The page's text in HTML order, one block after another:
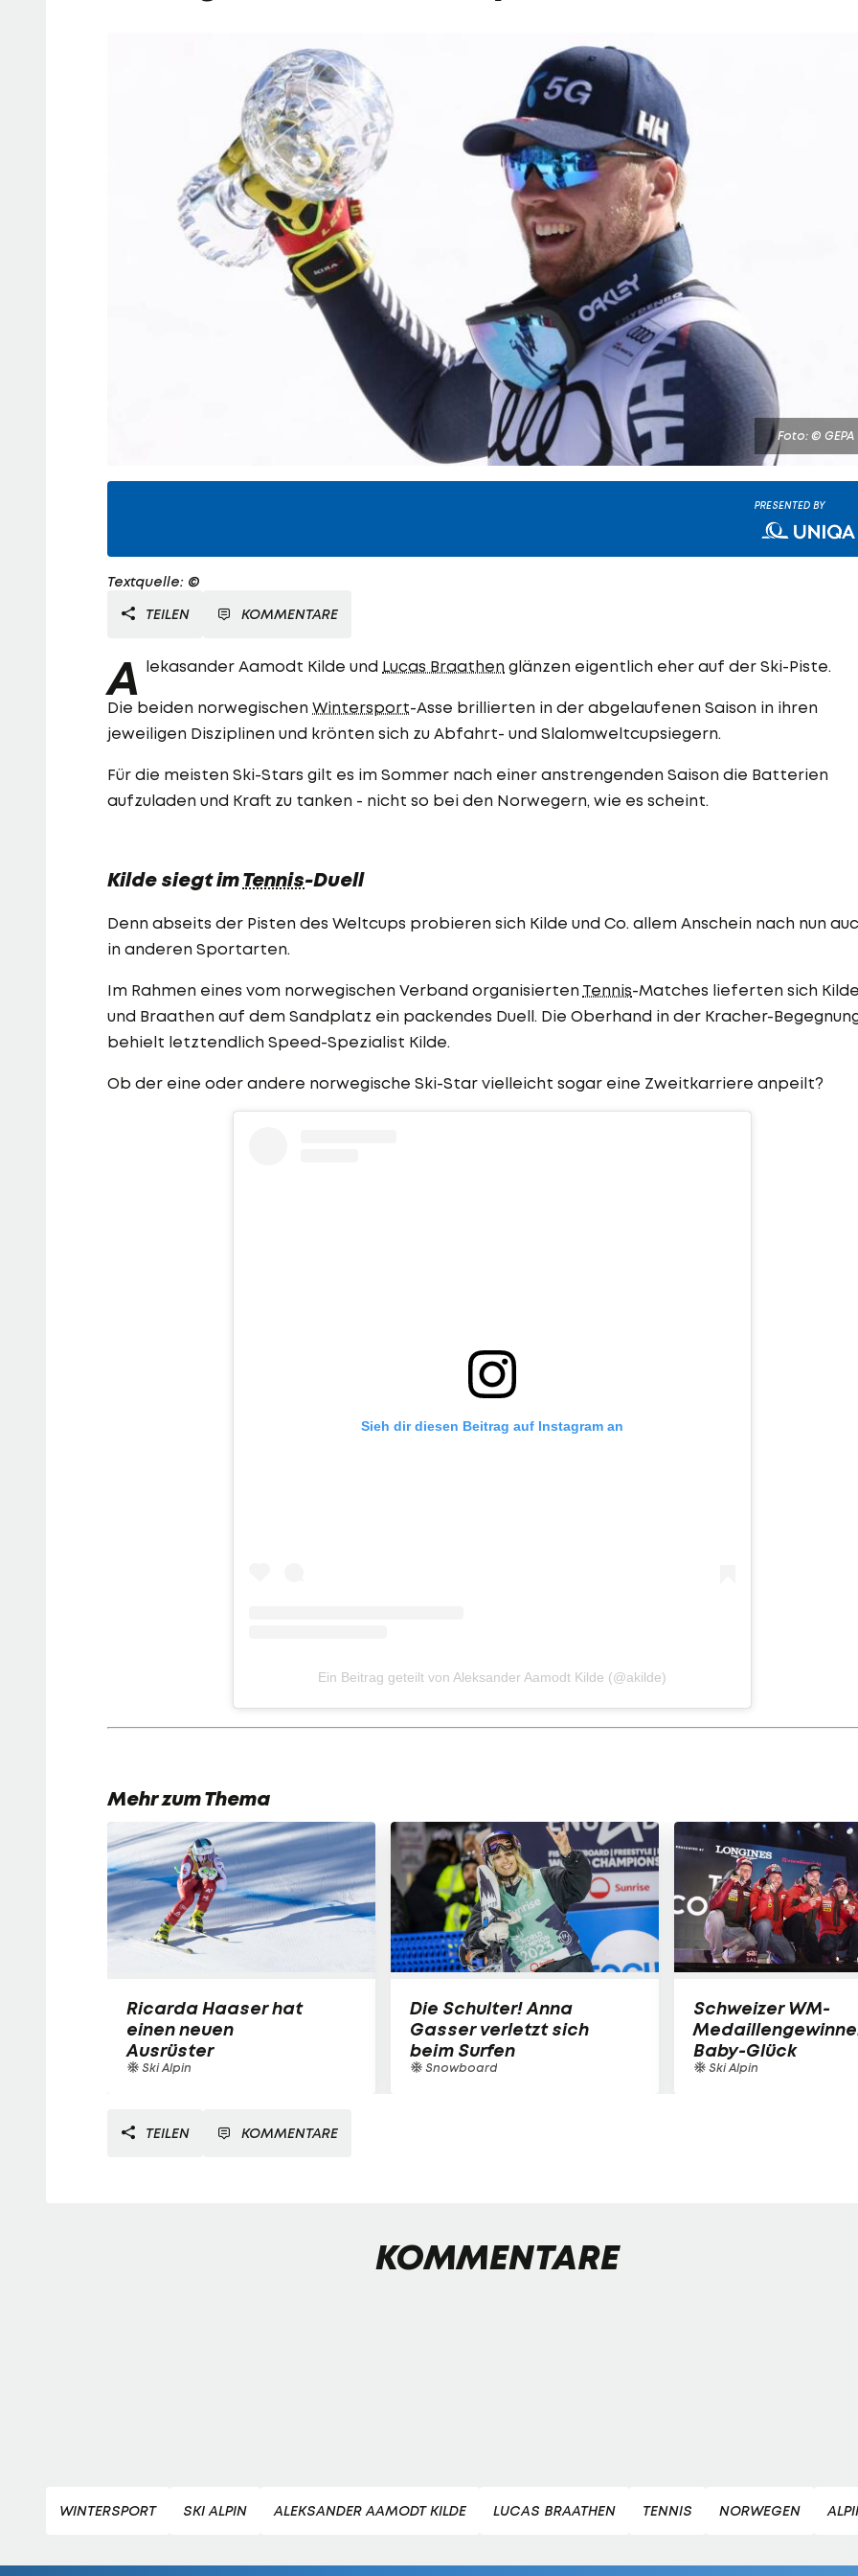
Foto: © GEPA
PRESENTED BY
Textquelle: ©
TEILEN
KOMMENTARE
A lekasander Aamodt Kilde und Lucas Braathen glänzen eigentlich eher auf der Ski-Piste.
Die beiden norwegischen Wintersport-Asse brillierten in der abgelaufenen Saison in ihren
jeweiligen Disziplinen und krönten sich zu Abfahrt- und Slalomweltcupsiegern.
Für die meisten Ski-Stars gilt es im Sommer nach einer anstrengenden Saison die Batterien
aufzuladen und Kraft zu tanken - nicht so bei den Norwegern, wie es scheint.
Kilde siegt imTennis-Duell
Denn abseits der Pisten des Weltcups probieren sich Kilde und Co. allem Anschein nach nun
in anderen Sportarten.
Im Rahmen eines vom norwegischen Verband organisierten Tennis-Matches lieferten sich Kilde
und Braathen auf dem Sandplatz ein packendes Duell. Die Oberhand in der Kracher-
behielt letztendlich Speed-Spezialist Kilde.
Ob der eine oder andere norwegische Ski-Star vielleicht sogar eine Zweitkarriere anpeilt?
Sieh dir diesen Beitrag auf Instagram an
Ein Beitrag geteilt von Aleksander Aamodt Kilde (@akilde)
Mehr zum Thema
Ricarda Haaser hat
einen neuen
Ausrüster
Ski Alpin
Die Schulter! Anna
Gasser verletzt sich
beim Surfen
Snowboard
Schweizer WM-
Medaillengewinner
Baby-Glück
Ski Alpin
TEILEN KOMMENTARE
KOMMENTARE
WINTERSPORT SKI ALPIN ALEKSANDER AAMODT KILDE LUCAS BRAATHEN TENNIS NORWEGEN